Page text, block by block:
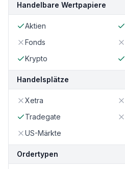
Handelbare Wertpapiere
Aktien
Fonds
Krypto
Handelsplätze
Xetra
Tradegate
US-Märkte
Ordertypen